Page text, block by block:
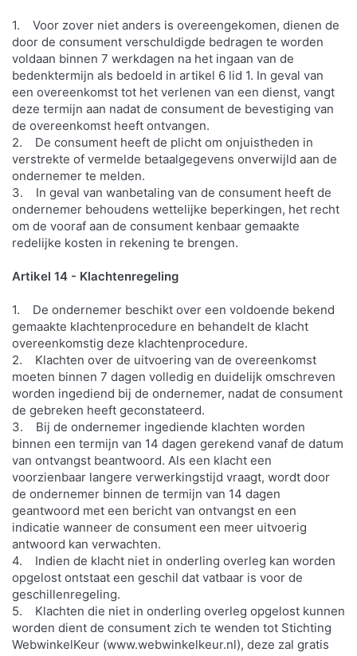
1. Voor zover niet anders is overeengekomen, dienen de
door de consument verschuldigde bedragen te worden
voldaan binnen 7 werkdagen na het ingaan van de
bedenktermijn als bedoeld in artikel 6 lid 1. In geval van
een overeenkomst tot het verlenen van een dienst, vangt
deze termijn aan nadat de consument de bevestiging van
de overeenkomst heeft ontvangen.
2. De consument heeft de plicht om onjuistheden in
verstrekte of vermelde betaalgegevens onverwijld aan de
ondernemer te melden.
3. In geval van wanbetaling van de consument heeft de
ondernemer behoudens wettelijke beperkingen, het recht
om de vooraf aan de consument kenbaar gemaakte
redelijke kosten in rekening te brengen.
Artikel 14 - Klachtenregeling
1. De ondernemer beschikt over een voldoende bekend
gemaakte klachtenprocedure en behandelt de klacht
overeenkomstig deze klachtenprocedure.
2. Klachten over de uitvoering van de overeenkomst
moeten binnen 7 dagen volledig en duidelijk omschreven
worden ingediend bij de ondernemer, nadat de consument
de gebreken heeft geconstateerd.
3. Bij de ondernemer ingediende klachten worden
binnen een termijn van 14 dagen gerekend vanaf de datum
van ontvangst beantwoord. Als een klacht een
voorzienbaar langere verwerkingstijd vraagt, wordt door
de ondernemer binnen de termijn van 14 dagen
geantwoord met een bericht van ontvangst en een
indicatie wanneer de consument een meer uitvoerig
antwoord kan verwachten.
4. Indien de klacht niet in onderling overleg kan worden
opgelost ontstaat een geschil dat vatbaar is voor de
geschillenregeling.
5. Klachten die niet in onderling overleg opgelost kunnen
worden dient de consument zich te wenden tot Stichting
WebwinkelKeur (www.webwinkelkeur.nl), deze zal gratis